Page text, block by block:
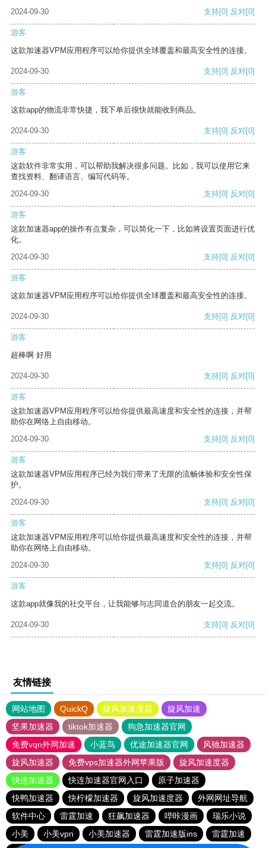
2024-09-30 支持[0] 反对[0]
游客
这款加速器VPM应用程序可以给你提供全球覆盖和最高安全性的连接。
2024-09-30 支持[0] 反对[0]
游客
这款app的物流非常快捷，我下单后很快就能收到商品。
2024-09-30 支持[0] 反对[0]
游客
这款软件非常实用，可以帮助我解决很多问题。比如，我可以使用它来
查找资料、翻译语言、编写代码等。
2024-09-30
支持[0] 反对[0]
游客
这款加速器app的操作有点复杂，可以简化一下，比如将设置页面进行优
化。
2024-09-30
支持[0] 反对[0]
游客
这款加速器VPM应用程序可以给你提供全球覆盖和最高安全性的连接。
2024-09-30 支持[0] 反对[0]
游客
超棒啊 好用
2024-09-30 支持[0] 反对[0]
游客
这款加速器VPM应用程序可以给你提供最高速度和安全性的连接，并帮
助你在网络上自由移动。
2024-09-30
支持[0] 反对[0]
游客
这款加速器VPM应用程序已经为我们带来了无限的流畅体验和安全性保
护。
2024-09-30
支持[0] 反对[0]
游客
这款加速器VPM应用程序可以给你提供最高速度和安全性的连接，并帮
助你在网络上自由移动。
2024-09-30
支持[0] 反对[0]
游客
这款app就像我的社交平台，让我能够与志同道合的朋友一起交流。
2024-09-30 支持[0] 反对[0]
友情链接
网站地图 QuickQ 旋风加速度器
旋风加速
坚果加速器
tiktok加速器
狗急加速器官网
免费vqn外网加速
小蓝鸟 优途加速器官网
风驰加速器
旋风加速器
免费vps加速器外网苹果版
旋风加速度器
快连加速器
快连加速器官网入口
原子加速器
快鸭加速器
快柠檬加速器 旋风加速度器
外网网址导航
软件中心
雷霆加速 狂飙加速器 哔咔漫画
瑞乐小说
小美
小美vpn 小美加速器 雷霆加速版ins
雷霆加速